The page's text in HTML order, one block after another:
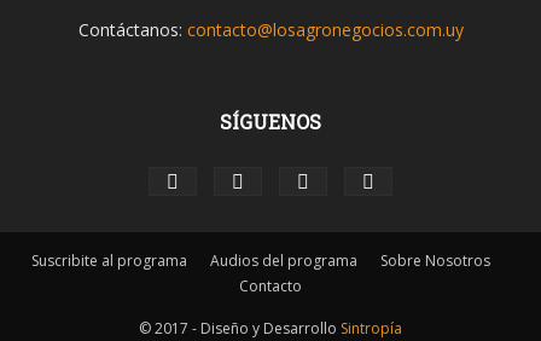
Contáctanos: contacto@losagronegocios.com.uy
SÍGUENOS
Suscribite al programa Audios del programa
Sobre Nosotros
Contacto
© 2017 - Diseño y Desarrollo Sintropía